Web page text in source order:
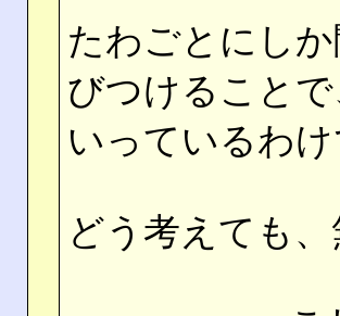
たわごとにし
びつけること
いっているわけ
どう考えても